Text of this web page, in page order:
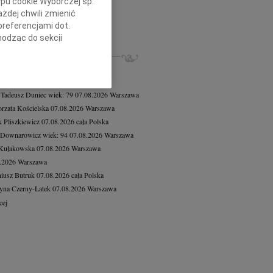
Warszawa
wyrazy współczucia dla...
Duniecwiek: 7907.08.2026Warszawa
Kościelska07.08.2026Warszawa
Pliszkiewicz07.08.2026cała Polska
wiek: 9407.08.2026Warszawa
07.08.2026Warszawa
Warszawa
Butruk 07.08.2026cała Polska
Czerny-Latek 07.08.2026Warszawa
chwili zmienić
dot.
do sekcji
przeglądarki.
identyfikacji.
pomiar reklam i